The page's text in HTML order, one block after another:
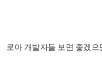
로아 개발자들 보면 좋겠으